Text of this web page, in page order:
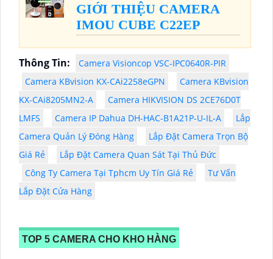
GIỚI THIỆU CAMERA
IMOU CUBE C22EP
Thông Tin:
Camera Visioncop VSC-IPC0640R-PIR
Camera KBvision KX-CAi2258eGPN
Camera KBvision
KX-CAi8205MN2-A
Camera HIKVISION DS 2CE76D0T
LMFS
Camera IP Dahua DH-HAC-B1A21P-U-IL-A
Lắp
Camera Quản Lý Đóng Hàng
Lắp Đặt Camera Trọn Bộ
Giá Rẻ
Lắp Đặt Camera Quan Sát Tại Thủ Đức
Công Ty Camera Tại Tphcm Uy Tín Giá Rẻ
Tư Vấn
Lắp Đặt Cửa Hàng
TOP 5 CAMERA CHO KHO HÀNG